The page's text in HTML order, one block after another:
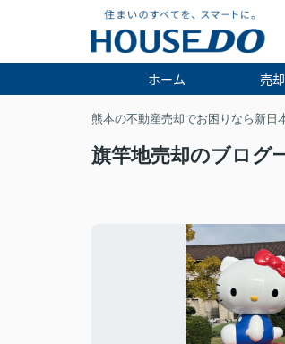
ホーム 売
熊本の不動産売却でお困りなら新日
旗竿地売却のブログ